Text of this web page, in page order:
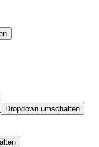
Dropdown umschalten